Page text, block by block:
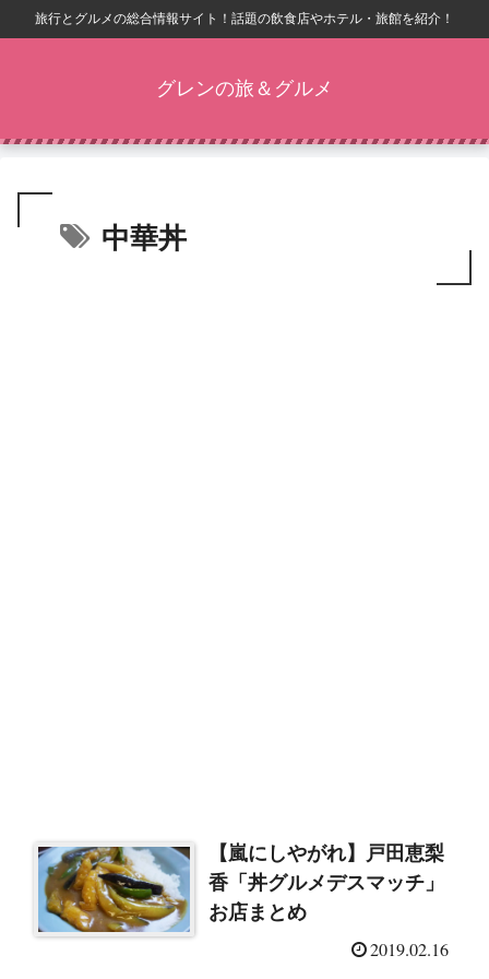
旅行とグルメの総合情報サイト！話題の飲食店やホテル・旅館を紹介！
グレンの旅＆グルメ
中華丼
【嵐にしやがれ】戸田恵梨
香「丼グルメデスマッチ」
お店まとめ
2019.02.16